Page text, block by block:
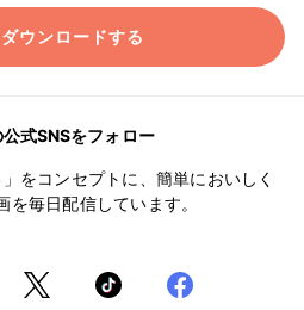
ウンロードする
式SNSをフォロー
をコンセプトに、簡単においしく
を毎日配信しています。